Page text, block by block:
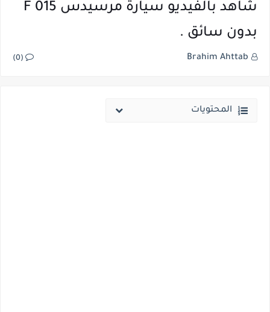
شاهد بالفيديو سيارة مرسيدس F 015
بدون سائق .
Brahim Ahttab
(0)
المحتويات